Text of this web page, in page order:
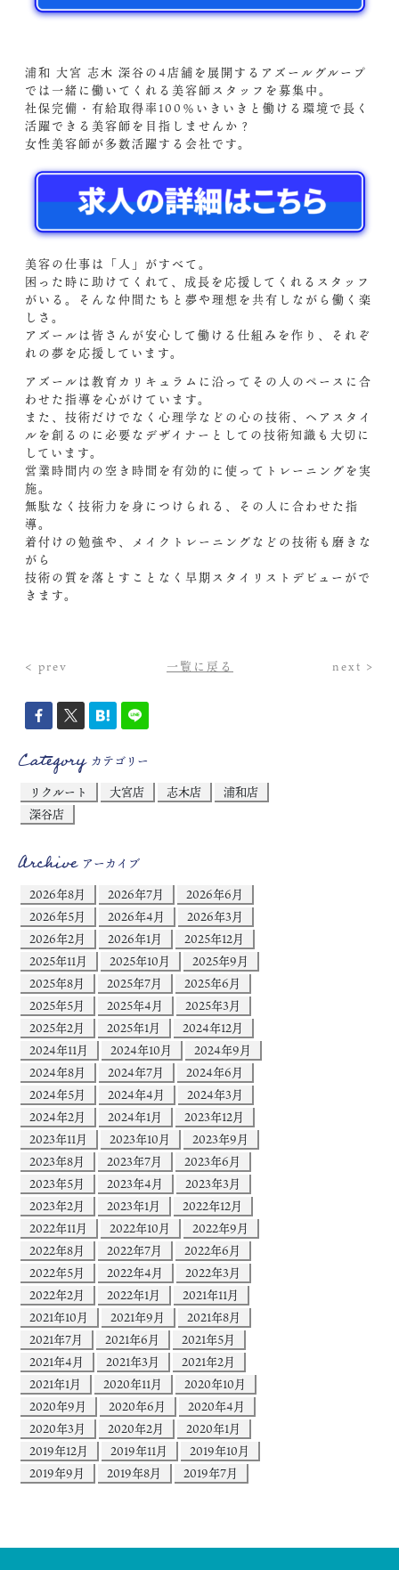
浦和 大宮 志木 深谷の4店舗を展開するアズールグループ
では一緒に働いてくれる美容師スタッフを募集中。
社保完備・有給取得率100％いきいきと働ける環境で長く
活躍できる美容師を目指しませんか？
女性美容師が多数活躍する会社です。
美容の仕事は「人」がすべて。
困った時に助けてくれて、成長を応援してくれるスタッフ
がいる。そんな仲間たちと夢や理想を共有しながら働く楽
しさ。
アズールは皆さんが安心して働ける仕組みを作り、それぞ
れの夢を応援しています。
アズールは教育カリキュラムに沿ってその人のペースに合
わせた指導を心がけています。
また、技術だけでなく心理学などの心の技術、ヘアスタイ
ルを創るのに必要なデザイナーとしての技術知識も大切に
しています。
営業時間内の空き時間を有効的に使ってトレーニングを実
施。
無駄なく技術力を身につけられる、その人に合わせた指
導。
着付けの勉強や、メイクトレーニングなどの技術も磨きな
がら
技術の質を落とすことなく早期スタイリストデビューがで
きます。
< prev 一覧に戻る next >
Categoryカテゴリー
リクルート
大宮店 志木店
浦和店
深谷店
Archiveアーカイブ
2026年8月
2026年7月
2026年6月
2026年5月
2026年4月
2026年3月
2026年2月
2026年1月
2025年12月
2025年11月
2025年10月
2025年9月
2025年8月
2025年7月
2025年6月
2025年5月
2025年4月
2025年3月
2025年2月
2025年1月
2024年12月
2024年11月
2024年10月
2024年9月
2024年8月
2024年7月
2024年6月
2024年5月
2024年4月
2024年3月
2024年2月
2024年1月
2023年12月
2023年11月
2023年10月
2023年9月
2023年8月
2023年7月
2023年6月
2023年5月
2023年4月
2023年3月
2023年2月
2023年1月
2022年12月
2022年11月
2022年10月
2022年9月
2022年8月
2022年7月
2022年6月
2022年5月
2022年4月
2022年3月
2022年2月
2022年1月
2021年11月
2021年10月
2021年9月
2021年8月
2021年7月
2021年6月
2021年5月
2021年4月
2021年3月
2021年2月
2021年1月
2020年11月
2020年10月
2020年9月
2020年6月
2020年4月
2020年3月
2020年2月
2020年1月
2019年12月
2019年11月
2019年10月
2019年9月
2019年8月 2019年7月